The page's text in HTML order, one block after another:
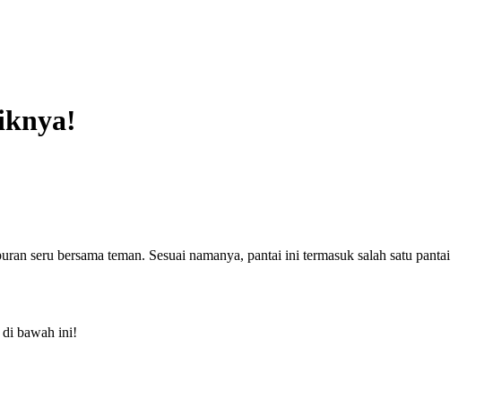
seru bersama teman. Sesuai namanya, pantai ini termasuk salah satu pantai
di bawah ini!